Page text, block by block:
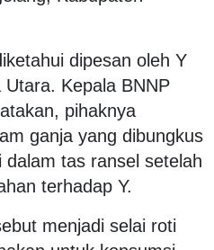
dipesan oleh Y
Kepala BNNP
pihaknya
ganja yang dibungkus
tas ransel setelah
terhadap Y.
menjadi selai roti